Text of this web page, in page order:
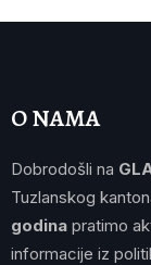
O NAMA
Dobrodošli na
Tuzlanskog
godina pratimo
informacije iz